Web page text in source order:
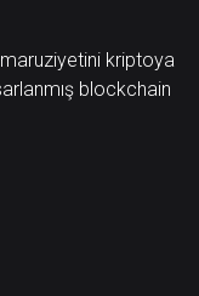
kriptoya
blockchain